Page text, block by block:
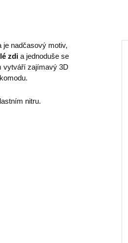
je nadčasový motiv,
zdi a jednoduše se
vytváří zajímavý 3D
nitru.